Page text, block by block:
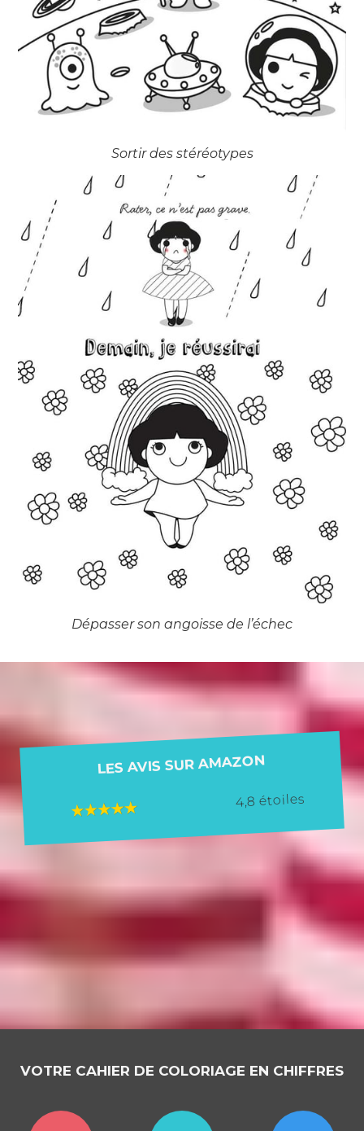
Sortir des stéréotypes
Dépasser son angoisse de l’échec
LES AVIS SUR AMAZON
4,8 étoiles
VOTRE CAHIER DE COLORIAGE EN CHIFFRES